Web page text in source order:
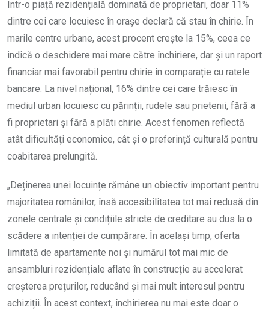
Într-o piață rezidențială dominată de proprietari, doar 11%
dintre cei care locuiesc în orașe declară că stau în chirie. În
marile centre urbane, acest procent crește la 15%, ceea ce
indică o deschidere mai mare către închiriere, dar și un raport
financiar mai favorabil pentru chirie în comparație cu ratele
bancare. La nivel național, 16% dintre cei care trăiesc în
mediul urban locuiesc cu părinții, rudele sau prietenii, fără a
fi proprietari și fără a plăti chirie. Acest fenomen reflectă
atât dificultăți economice, cât și o preferință culturală pentru
coabitarea prelungită.
„Deținerea unei locuințe rămâne un obiectiv important pentru
majoritatea românilor, însă accesibilitatea tot mai redusă din
zonele centrale și condițiile stricte de creditare au dus la o
scădere a intenției de cumpărare. În același timp, oferta
limitată de apartamente noi și numărul tot mai mic de
ansambluri rezidențiale aflate în construcție au accelerat
creșterea prețurilor, reducând și mai mult interesul pentru
achiziții. În acest context, închirierea nu mai este doar o